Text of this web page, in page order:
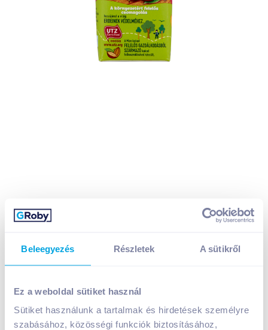
Beleegyezés Részletek A sütikről
Ez a weboldal sütiket használ
Sütiket használunk a tartalmak és hirdetések személyre
szabásához, közösségi funkciók biztosításához,
Mizo meggyes-csoki ízű tejital 450 ml
A termék jelenleg nem elérhető